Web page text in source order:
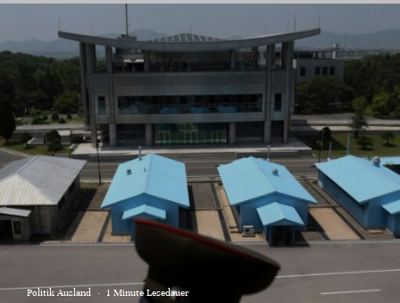
Politik Ausland · 1 Minute Lesedauer